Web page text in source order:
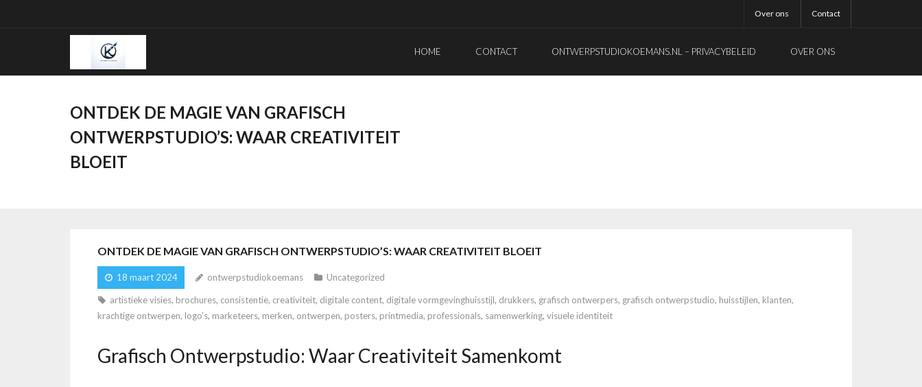
Over ons Contact
HOME CONTACT ONTWERPSTUDIOKOEMANS.NL – PRIVACYBELEID OVER ONS
ONTDEK DE MAGIE VAN GRAFISCH
ONTWERPSTUDIO’S: WAAR CREATIVITEIT
BLOEIT
ONTDEK DE MAGIE VAN GRAFISCH ONTWERPSTUDIO’S: WAAR CREATIVITEIT BLOEIT
18 maart 2024 ontwerpstudiokoemans Uncategorized
artistieke visies, brochures, consistentie, creativiteit, digitale content, digitale vormgevinghuisstijl, drukkers, grafisch ontwerpers, grafisch ontwerpstudio, huisstijlen, klanten,
krachtige ontwerpen, logo's, marketeers, merken, ontwerpen, posters, printmedia, professionals, samenwerking, visuele identiteit
Grafisch Ontwerpstudio: Waar Creativiteit Samenkomt